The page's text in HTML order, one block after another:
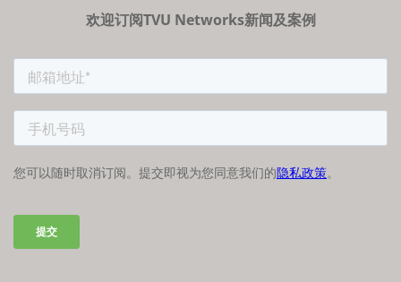
欢迎订阅TVU Networks新闻及案例